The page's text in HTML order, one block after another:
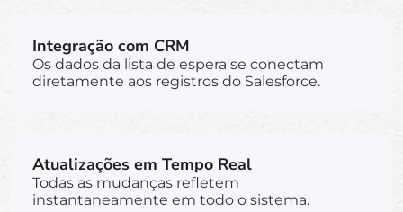
Integração com CRM
Os dados da lista de espera se conectam
diretamente aos registros do Salesforce.
Atualizações em Tempo Real
Todas as mudanças refletem
instantaneamente em todo o sistema.